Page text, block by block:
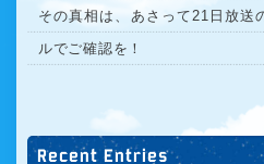
その真相は、あさって21日放送
ルでご確認を！
Recent Entries